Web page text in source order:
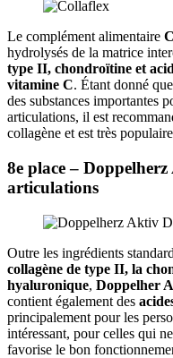
Le complément alimentaire
hydrolysés de la matrice
type II, chondroïtine et
vitamine C. Étant donné
des substances importantes
articulations, il est
collagène et est très
8e place –
articulations
Outre les ingrédients
collagène de type II, la
hyaluronique, Doppelher
contient également des
principalement pour les
intéressant, pour celles qui
favorise le bon